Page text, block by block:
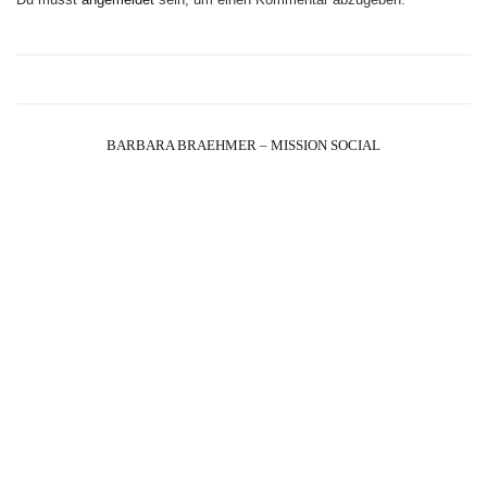
BARBARA BRAEHMER – MISSION SOCIAL